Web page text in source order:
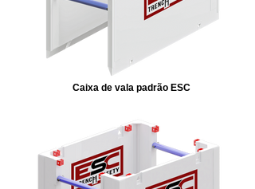
Caixa de vala padrão ESC